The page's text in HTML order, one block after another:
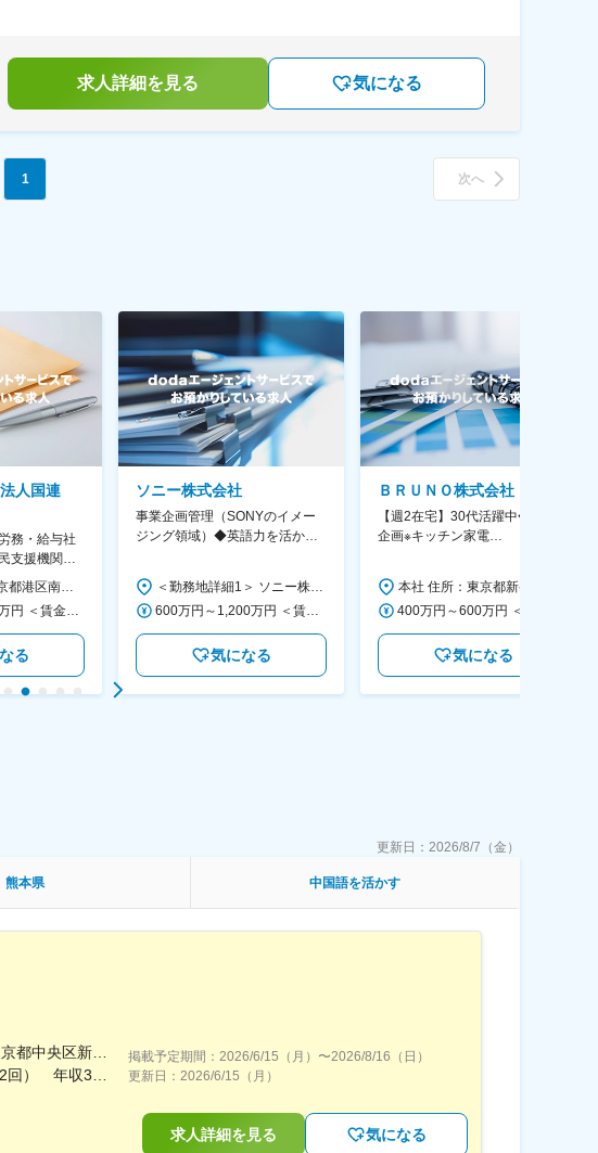
求人詳細を見る 気になる
1 次へ
人国連
務・給与社
支援機関の
式支援窓口
る
ソニー株式会社
事業企画管理（SONYのイメー
ジング領域）◆英語力を活か
気になる
ＢＲＵＮＯ株式会社
【週2在宅】30代活躍中◆商品
企画※キッチン家電
気になる
更新日： 2026/8/7（金）
熊本県 中国語を活かす
掲載予定期間： 2026/6/15（月） 〜2026/8/16（日）
更新日： 2026/6/15（月）
求人詳細を見る 気になる